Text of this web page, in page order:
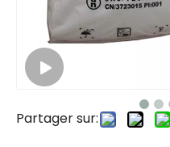
Partager sur: